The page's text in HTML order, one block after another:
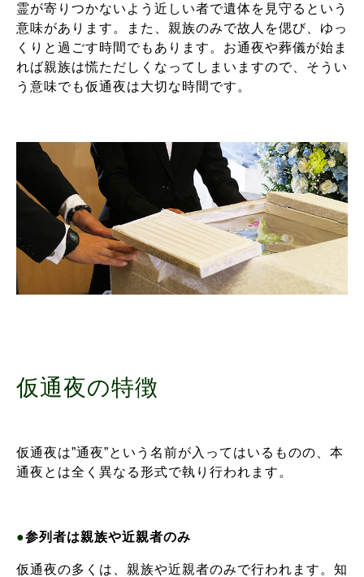
霊が寄りつかないよう近しい者で遺体を見守るという
意味があります。また、親族のみで故人を偲び、ゆっ
くりと過ごす時間でもあります。お通夜や葬儀が始ま
れば親族は慌ただしくなってしまいますので、そうい
う意味でも仮通夜は大切な時間です。
仮通夜の特徴
仮通夜は”通夜”という名前が入ってはいるものの、本
通夜とは全く異なる形式で執り行われます。
●参列者は親族や近親者のみ
仮通夜の多くは、親族や近親者のみで行われます。知